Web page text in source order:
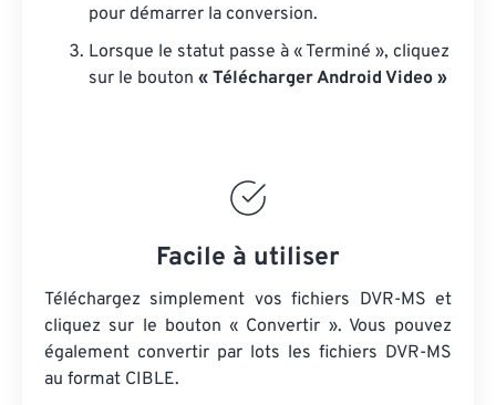
pour démarrer la conversion.
Lorsque le statut passe à « Terminé », cliquez
sur le bouton « Télécharger Android Video »
Facile à utiliser
Téléchargez simplement vos fichiers DVR-MS et
cliquez sur le bouton « Convertir ». Vous pouvez
également convertir par lots les fichiers DVR-MS
au format CIBLE.